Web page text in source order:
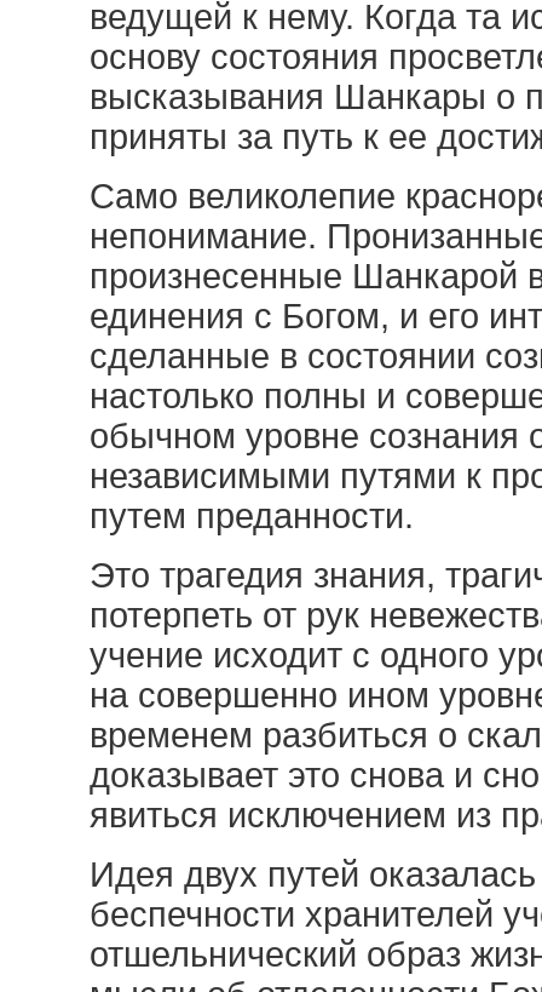
ведущей к нему. Когда та
основу состояния
высказывания Шанкары о
приняты за путь к ее
Само великолепие
непонимание.
произнесенные Шанкарой
единения с Богом, и его
сделанные в состоянии
настолько полны и
обычном уровне сознания
независимыми путями к
путем преданности.
Это трагедия знания,
потерпеть от рук
учение исходит с одного
на совершенно ином
временем разбиться о
доказывает это снова и
явиться исключением из
Идея двух путей
беспечности хранителей
отшельнический образ